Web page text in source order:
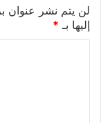
لن يتم نشر عنوان
إليها بـ *